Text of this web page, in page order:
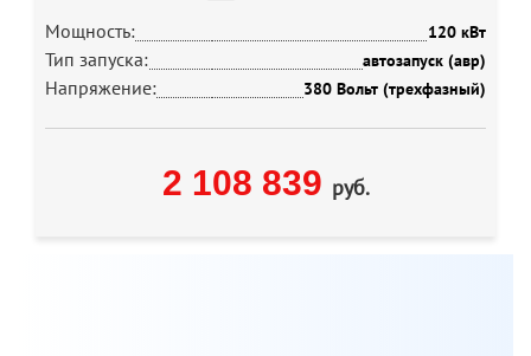
Мощность:
120 кВт
Тип запуска: автозапуск (авр)
Напряжение: 380 Вольт (трехфазный)
2 108 839 руб.